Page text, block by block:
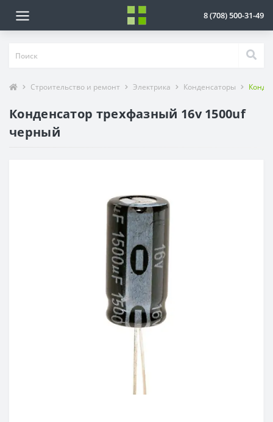
8 (708) 500-31-49
Строительство и ремонт Электрика Конденсаторы
Конденсатор трехфазный 16v 1500uf
черный